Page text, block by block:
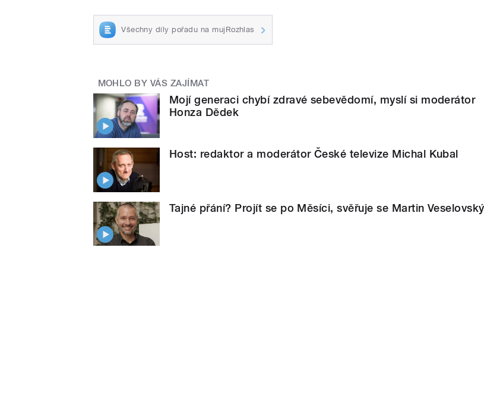
Všechny díly pořadu na mujRozhlas
MOHLO BY VÁS ZAJÍMAT
Mojí generaci chybí zdravé sebevědomí, myslí si moderátor
Honza Dědek
Host: redaktor a moderátor České televize Michal Kubal
Tajné přání? Projít se po Měsíci, svěřuje se Martin Veselovský